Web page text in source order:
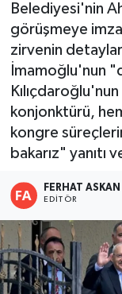
Belediyesi'nin
görüşmeye imza
zirvenin
İmamoğlu'nun
konjonktürü,
kongre
bakarız" yanıtı
FERHAT ASKAN
EDITÖR